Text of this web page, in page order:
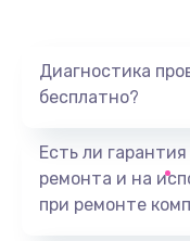
Диагностика
бесплатно?
Есть ли
ремонта и на
при ремонте